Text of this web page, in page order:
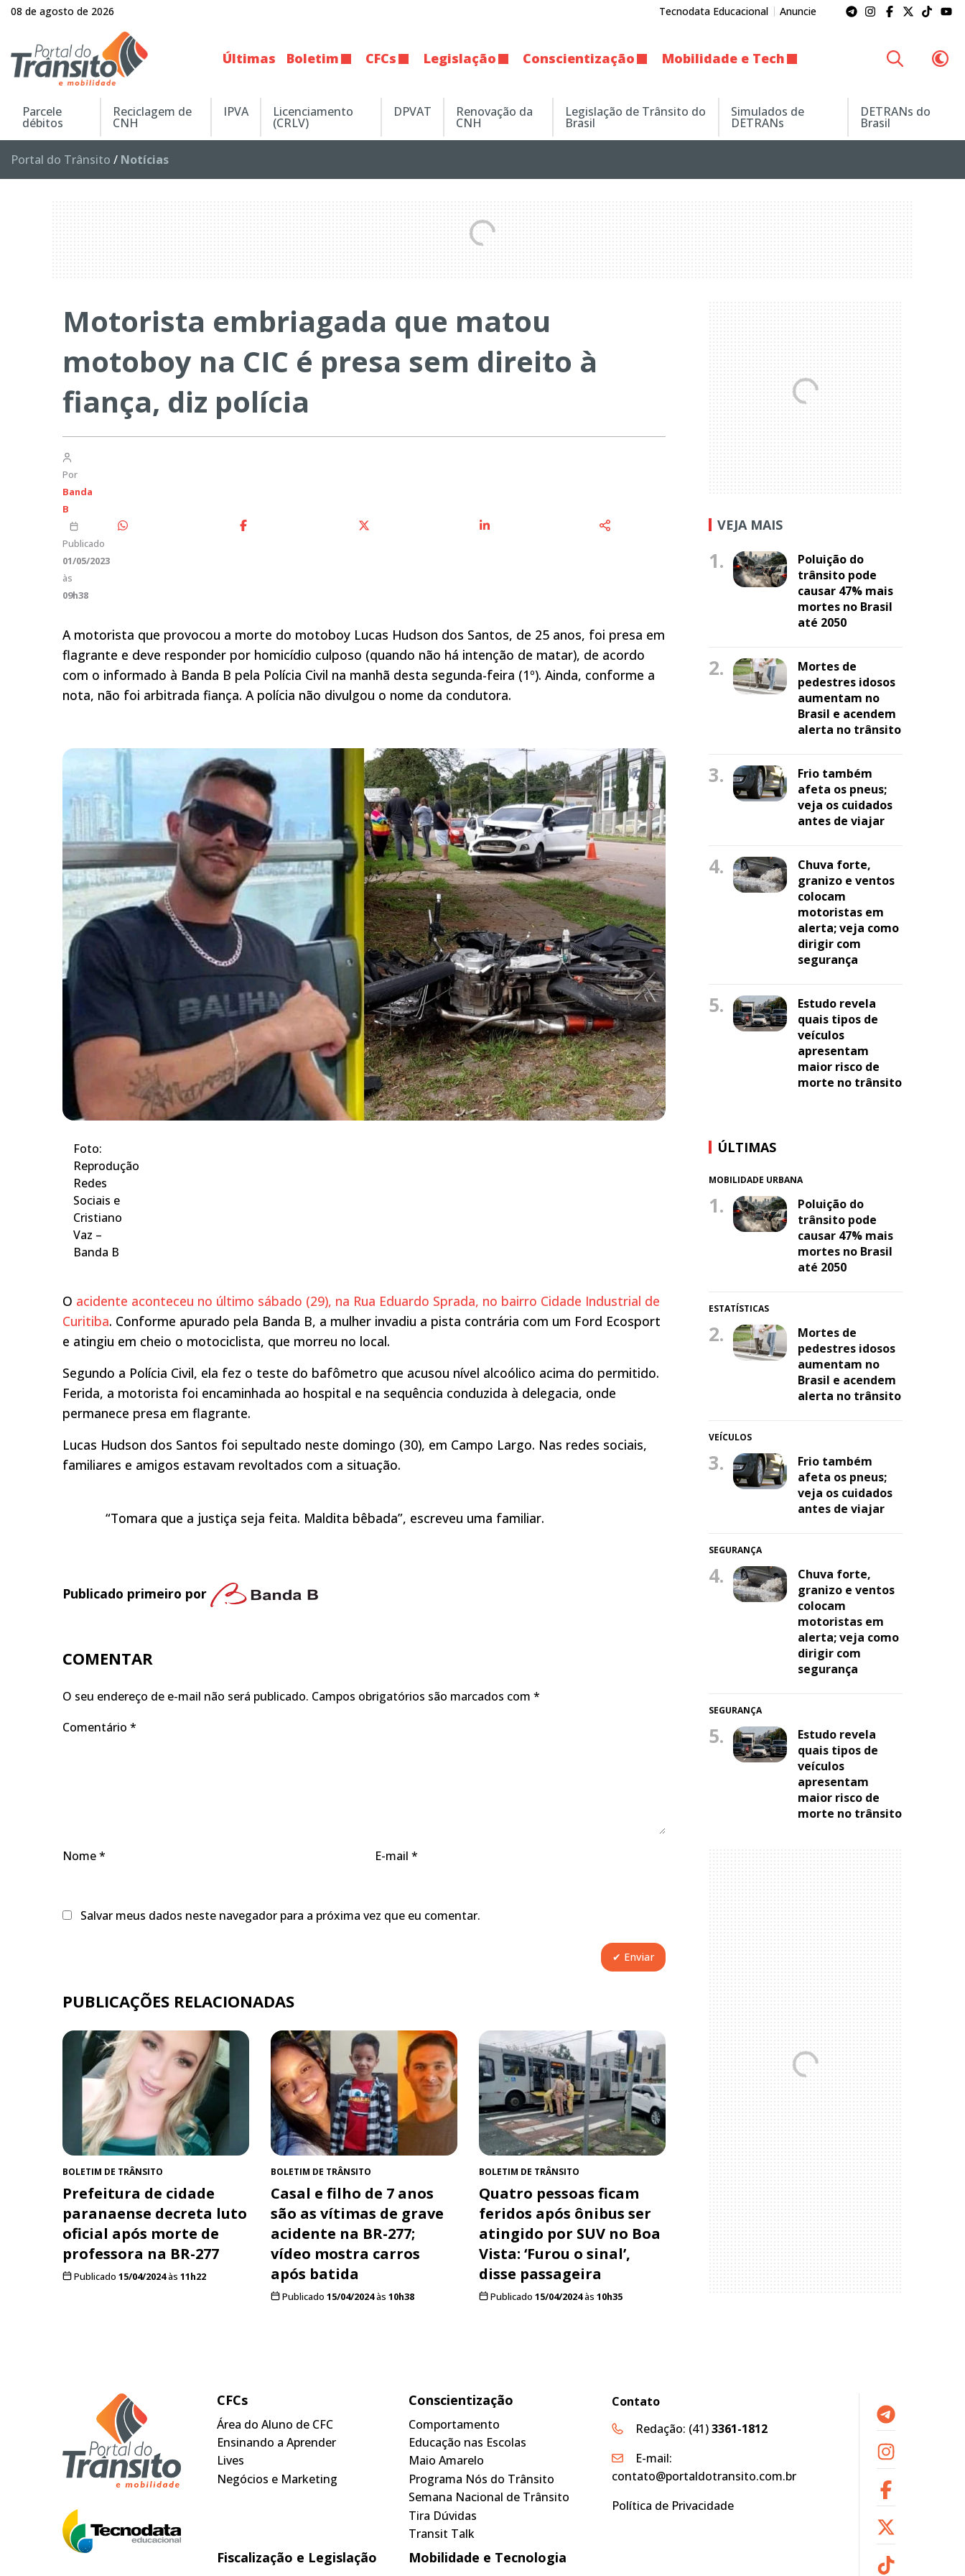
08 de agosto de 2026 Tecnodata Educacional Anuncie
Últimas Boletim CFCs Legislação Conscientização Mobilidade e Tech
Parcele
débitos
Reciclagem de
CNH
IPVA Licenciamento
(CRLV)
DPVAT Renovação da
CNH
Legislação de Trânsito do
Brasil
Simulados de
DETRANs
DETRANs do
Brasil
Portal do Trânsito / Notícias
Motorista embriagada que matou
motoboy na CIC é presa sem direito à
fiança, diz polícia
Por
Banda
B
Publicado
01/05/2023
às
09h38
A motorista que provocou a morte do motoboy Lucas Hudson dos Santos, de 25 anos, foi presa em
flagrante e deve responder por homicídio culposo (quando não há intenção de matar), de acordo
com o informado à Banda B pela Polícia Civil na manhã desta segunda-feira (1º). Ainda, conforme a
nota, não foi arbitrada fiança. A polícia não divulgou o nome da condutora.
Foto:
Reprodução
Redes
Sociais e
Cristiano
Vaz –
Banda B
O acidente aconteceu no último sábado (29), na Rua Eduardo Sprada, no bairro Cidade Industrial de
Curitiba. Conforme apurado pela Banda B, a mulher invadiu a pista contrária com um Ford Ecosport
e atingiu em cheio o motociclista, que morreu no local.
Segundo a Polícia Civil, ela fez o teste do bafômetro que acusou nível alcoólico acima do permitido.
Ferida, a motorista foi encaminhada ao hospital e na sequência conduzida à delegacia, onde
permanece presa em flagrante.
Lucas Hudson dos Santos foi sepultado neste domingo (30), em Campo Largo. Nas redes sociais,
familiares e amigos estavam revoltados com a situação.
“Tomara que a justiça seja feita. Maldita bêbada”, escreveu uma familiar.
Publicado primeiro por
COMENTAR
O seu endereço de e-mail não será publicado. Campos obrigatórios são marcados com *
Comentário *
Nome* E-mail *
Salvar meus dados neste navegador para a próxima vez que eu comentar.
PUBLICAÇÕES RELACIONADAS
BOLETIM DE TRÂNSITO
Prefeitura de cidade
paranaense decreta luto
oficial após morte de
professora na BR-277
Publicado 15/04/2024às 11h22
BOLETIM DE TRÂNSITO
Casal e filho de 7 anos
são as vítimas de grave
acidente na BR-277;
vídeo mostra carros
após batida
Publicado 15/04/2024às 10h38
BOLETIM DE TRÂNSITO
Quatro pessoas ficam
feridos após ônibus ser
atingido por SUV no Boa
Vista: ‘Furou o sinal’,
disse passageira
Publicado 15/04/2024às 10h35
VEJA MAIS
1.
Poluição do
trânsito pode
causar 47% mais
mortes no Brasil
até 2050
2.
Mortes de
pedestres idosos
aumentam no
Brasil e acendem
alerta no trânsito
3.
Frio também
afeta os pneus;
veja os cuidados
antes de viajar
4.
Chuva forte,
granizo e ventos
colocam
motoristas em
alerta; veja como
dirigir com
segurança
5.
Estudo revela
quais tipos de
veículos
apresentam
maior risco de
morte no trânsito
ÚLTIMAS
MOBILIDADE URBANA
1.
Poluição do
trânsito pode
causar 47% mais
mortes no Brasil
até 2050
ESTATÍSTICAS
2.
Mortes de
pedestres idosos
aumentam no
Brasil e acendem
alerta no trânsito
VEÍCULOS
3.
Frio também
afeta os pneus;
veja os cuidados
antes de viajar
SEGURANÇA
4.
Chuva forte,
granizo e ventos
colocam
motoristas em
alerta; veja como
dirigir com
segurança
SEGURANÇA
5.
Estudo revela
quais tipos de
veículos
apresentam
maior risco de
morte no trânsito
CFCs
Área do Aluno de CFC
Ensinando a Aprender
Lives
Negócios e Marketing
Conscientização
Comportamento
Educação nas Escolas
Maio Amarelo
Programa Nós do Trânsito
Semana Nacional de Trânsito
Tira Dúvidas
Transit Talk
Fiscalização e Legislação Mobilidade e Tecnologia
Contato
Redação: (41)3361-1812
E-mail:
contato@portaldotransito.com.br
Política de Privacidade